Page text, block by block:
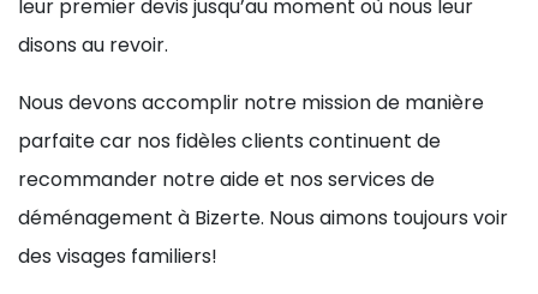
leur premier devis jusqu’au moment où nous leur
disons au revoir.
Nous devons accomplir notre mission de manière
parfaite car nos fidèles clients continuent de
recommander notre aide et nos services de
déménagement à Bizerte. Nous aimons toujours voir
des visages familiers!